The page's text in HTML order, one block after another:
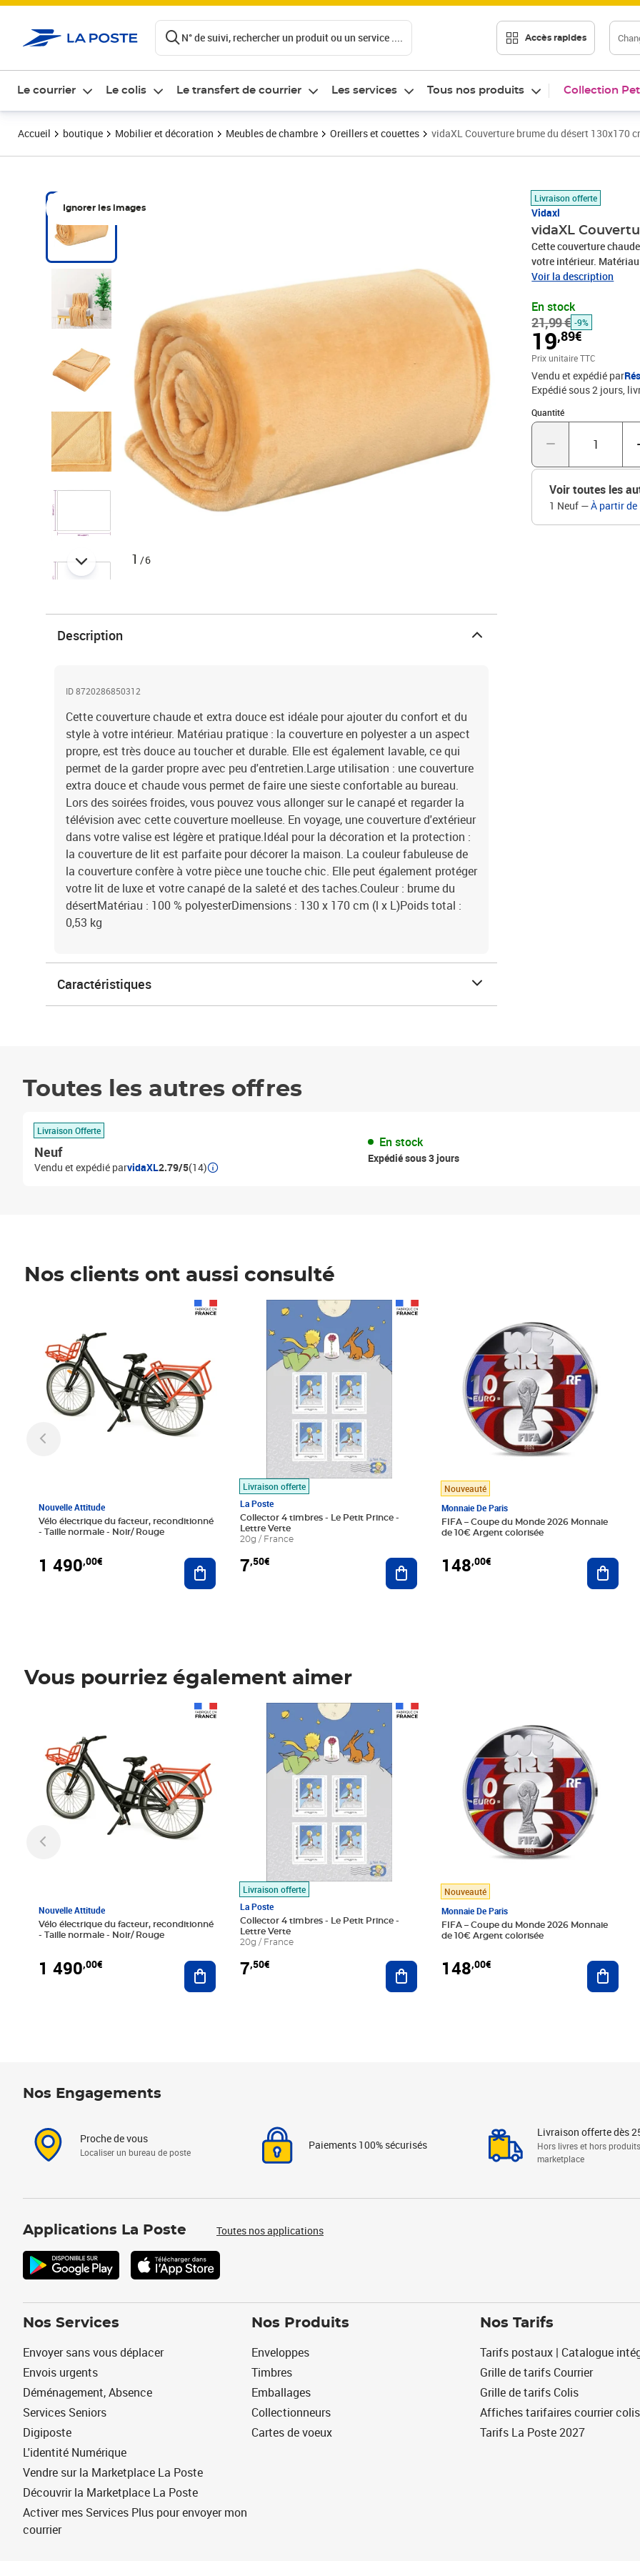
N° de suivi, rechercher un produit ou un service .... Accès rapides
Le courrier Le colis Le transfert de courrier Les services Tous nos produits Collection
Accueil boutique Mobilier et décoration Meubles de chambre Oreillers et couettes vidaXL Couverture brume du désert 130x170
Ignorer les images
1 /6
Livraison offerte
Vidaxl
vidaXL
Cette couverture
votre intérieur.
très douce au toucher
chaude vous permet de
froides, vous pouvez
couverture moelleuse.
légère et
parfaite pour décorer la
pièce une touche chic.
la saleté et des
polyesterDimensions :
Voir la description
En stock
21,99 €
Prix barré 21,99 €
-9%
19,89€
Prix 19,89€
Prix unitaire TTC
Vendu et expédié par
Expédié sous 2 jours
Quantité
Quantité : 1
Voir toutes les
1 Neuf —À partir de
Description
ID 8720286850312
Cette couverture chaude et extra douce est idéale pour ajouter du confort et du
style à votre intérieur. Matériau pratique : la couverture en polyester a un aspect
propre, est très douce au toucher et durable. Elle est également lavable, ce qui
permet de la garder propre avec peu d'entretien.Large utilisation : une couverture
extra douce et chaude vous permet de faire une sieste confortable au bureau.
Lors des soirées froides, vous pouvez vous allonger sur le canapé et regarder la
télévision avec cette couverture moelleuse. En voyage, une couverture d'extérieur
dans votre valise est légère et pratique.Idéal pour la décoration et la protection :
la couverture de lit est parfaite pour décorer la maison. La couleur fabuleuse de
la couverture confère à votre pièce une touche chic. Elle peut également protéger
votre lit de luxe et votre canapé de la saleté et des taches.Couleur : brume du
désertMatériau : 100 % polyesterDimensions : 130 x 170 cm (l x L)Poids total :
0,53 kg
Caractéristiques
Toutes les autres offres
Livraison Offerte
Neuf
Vendu et expédié parvidaXL2.79/5(14)
En stock
Expédié sous 3 jours
Nos clients ont aussi consulté
Nouvelle Attitude
Vélo électrique du facteur, reconditionné
- Taille normale - Noir/ Rouge
1 490,00€ Ajouter au panier
Livraison offerte
La Poste
Collector 4 timbres - Le Petit Prince -
Lettre Verte
20g / France
7,50€
Prix 7,50€
Ajouter au panier
Nouveauté
Monnaie De Paris
FIFA – Coupe du Monde 2026 Monnaie
de 10€ Argent colorisée
148,00€
Vous pourriez également aimer
Nouvelle Attitude
Vélo électrique du facteur, reconditionné
- Taille normale - Noir/ Rouge
1 490,00€ Ajouter au panier
Livraison offerte
La Poste
Collector 4 timbres - Le Petit Prince -
Lettre Verte
20g / France
7,50€
Prix 7,50€
Ajouter au panier
Nouveauté
Monnaie De Paris
FIFA – Coupe du Monde 2026 Monnaie
de 10€ Argent colorisée
148,00€
Nos Engagements
Proche de vous
Localiser un bureau de poste
Paiements 100% sécurisés
Livraison offerte dès
Hors livres et hors produits
marketplace
Applications La Poste Toutes nos applications
Nos Services
Envoyer sans vous déplacer
Envois urgents
Déménagement, Absence
Services Seniors
Digiposte
L'identité Numérique
Vendre sur la Marketplace La Poste
Découvrir la Marketplace La Poste
Activer mes Services Plus pour envoyer mon
courrier
Nos Produits
Enveloppes
Timbres
Emballages
Collectionneurs
Cartes de voeux
Nos Tarifs
Tarifs postaux | Catalogue
Grille de tarifs Courrier
Grille de tarifs Colis
Affiches tarifaires courrier colis
Tarifs La Poste 2027